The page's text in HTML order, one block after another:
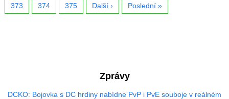
373 374 375 Další › Poslední »
Zprávy
DCKO: Bojovka s DC hrdiny nabídne PvP i PvE souboje v reálném